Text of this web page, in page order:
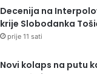
Decenija na
krije Slobodanka
prije 11 sati
Novi kolaps na putu